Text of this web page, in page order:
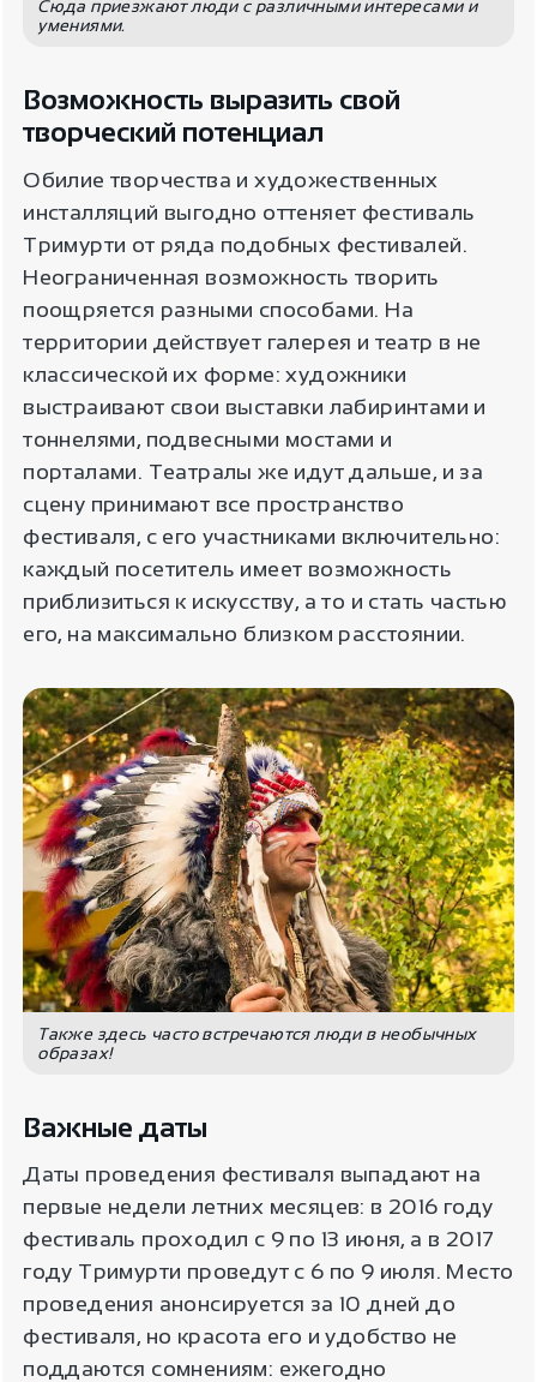
Сюда приезжают люди с различными интересами и
умениями.
Возможность выразить свой
творческий потенциал
Обилие творчества и художественных
инсталляций выгодно оттеняет фестиваль
Тримурти от ряда подобных фестивалей.
Неограниченная возможность творить
поощряется разными способами. На
территории действует галерея и театр в не
классической их форме: художники
выстраивают свои выставки лабиринтами и
тоннелями, подвесными мостами и
порталами. Театралы же идут дальше, и за
сцену принимают все пространство
фестиваля, с его участниками включительно:
каждый посетитель имеет возможность
приблизиться к искусству, а то и стать частью
его, на максимально близком расстоянии.
Также здесь часто встречаются люди в необычных
образах!
Важные даты
Даты проведения фестиваля выпадают на
первые недели летних месяцев: в 2016 году
фестиваль проходил с 9 по 13 июня, а в 2017
году Тримурти проведут с 6 по 9 июля. Место
проведения анонсируется за 10 дней до
фестиваля, но красота его и удобство не
поддаются сомнениям: ежегодно